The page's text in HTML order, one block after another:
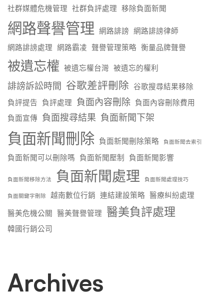
社群媒體危機管理 社群負評處理 移除負面新聞
網路聲譽管理 網路誹謗 網路誹謗律師
網路誹謗處理 網路霸凌 聲譽管理策略 衡量品牌聲譽
被遺忘權 被遺忘權台灣 被遺忘的權利
誹謗訴訟時間 谷歌差評刪除 谷歌搜尋結果移除
負評提告 負評處理 負面內容刪除 負面內容刪除費用
負面宣傳 負面搜尋結果 負面新聞下架
負面新聞刪除 負面新聞刪除策略 負面新聞去索引
負面新聞可以刪除嗎 負面新聞壓制 負面新聞影響
負面新聞移除方法 負面新聞處理 負面新聞處理技巧
負面關鍵字刪除 越南數位行銷 連結建設策略 醫療糾紛處理
醫美危機公關 醫美聲譽管理 醫美負評處理
韓國行銷公司
Archives